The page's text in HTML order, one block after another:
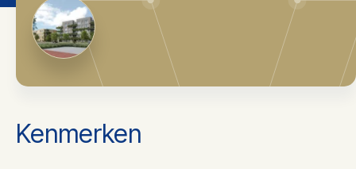
Kenmerken